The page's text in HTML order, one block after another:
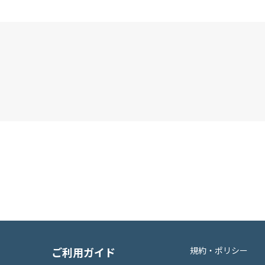
ご利用ガイド 規約・ポリシー